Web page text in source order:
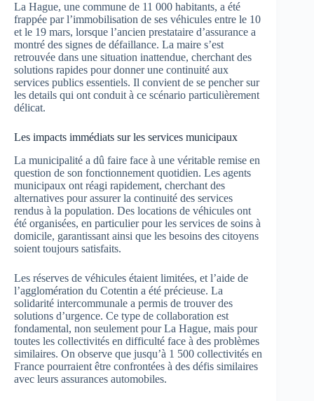
La Hague, une commune de 11 000 habitants, a été
frappée par l’immobilisation de ses véhicules entre le 10
et le 19 mars, lorsque l’ancien prestataire d’assurance a
montré des signes de défaillance. La maire s’est
retrouvée dans une situation inattendue, cherchant des
solutions rapides pour donner une continuité aux
services publics essentiels. Il convient de se pencher sur
les details qui ont conduit à ce scénario particulièrement
délicat.
Les impacts immédiats sur les services municipaux
La municipalité a dû faire face à une véritable remise en
question de son fonctionnement quotidien. Les agents
municipaux ont réagi rapidement, cherchant des
alternatives pour assurer la continuité des services
rendus à la population. Des locations de véhicules ont
été organisées, en particulier pour les services de soins à
domicile, garantissant ainsi que les besoins des citoyens
soient toujours satisfaits.
Les réserves de véhicules étaient limitées, et l’aide de
l’agglomération du Cotentin a été précieuse. La
solidarité intercommunale a permis de trouver des
solutions d’urgence. Ce type de collaboration est
fondamental, non seulement pour La Hague, mais pour
toutes les collectivités en difficulté face à des problèmes
similaires. On observe que jusqu’à 1 500 collectivités en
France pourraient être confrontées à des défis similaires
avec leurs assurances automobiles.